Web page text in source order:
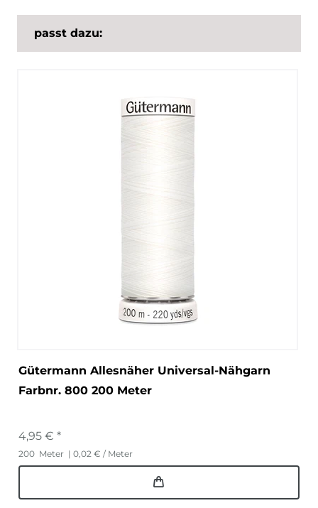
passt dazu:
Gütermann Allesnäher Universal-Nähgarn
Farbnr. 800 200 Meter
4,95 € *
200 Meter | 0,02 € / Meter